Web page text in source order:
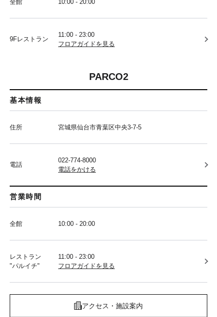
全館 10:00 - 20:00
9Fレストラン
11:00 - 23:00
フロアガイドを見る
PARCO2
基本情報
住所 宮城県仙台市青葉区中央3-7-5
電話
022-774-8000
電話をかける
営業時間
全館 10:00 - 20:00
レストラン
"パルイチ"
11:00 - 23:00
フロアガイドを見る
アクセス・施設案内